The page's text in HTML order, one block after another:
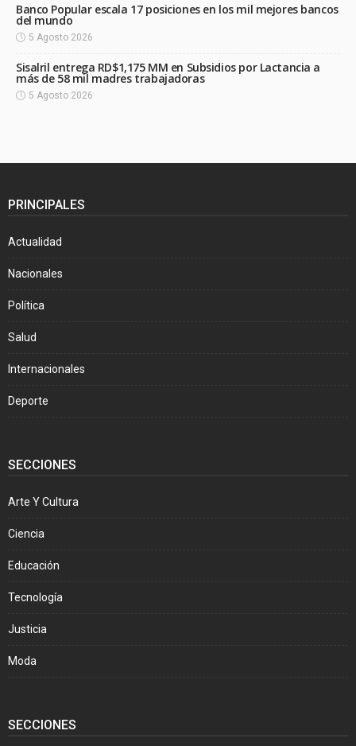
Banco Popular escala 17 posiciones en los mil mejores bancos
del mundo
5 Agosto 2026
Sisalril entrega RD$1,175 MM en Subsidios por Lactancia a
más de 58 mil madres trabajadoras
5 Agosto 2026
PRINCIPALES
Actualidad
Nacionales
Política
Salud
Internacionales
Deporte
SECCIONES
Arte Y Cultura
Ciencia
Educación
Tecnología
Justicia
Moda
SECCIONES